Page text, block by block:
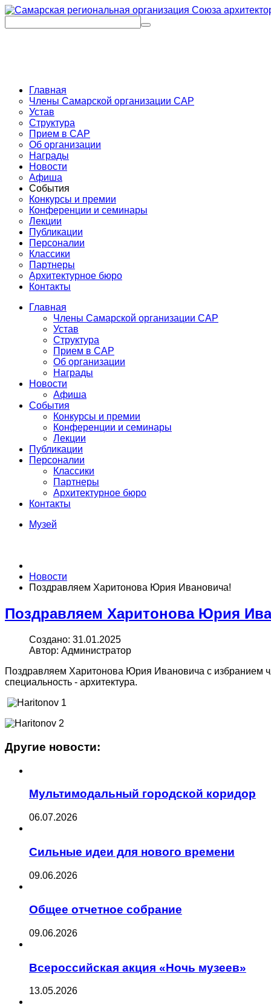
Главная
Члены Самарской организации САР
Устав
Структура
Прием в САР
Об организации
Награды
Новости
Афиша
События
Конкурсы и премии
Конференции и семинары
Лекции
Публикации
Персоналии
Классики
Партнеры
Архитектурное бюро
Контакты
Главная
Члены Самарской организации САР
Устав
Структура
Прием в САР
Об организации
Награды
Новости
Афиша
События
Конкурсы и премии
Конференции и семинары
Лекции
Публикации
Персоналии
Классики
Партнеры
Архитектурное бюро
Контакты
Музей
Новости
Поздравляем Харитонова Юрия Ивановича!
Поздравляем Харитонова Юрия
Создано: 31.01.2025
Автор: Администратор
Поздравляем Харитонова Юрия Ивановича с избранием
специальность - архитектура.
Другие новости:
Мультимодальный городской коридор
06.07.2026
Сильные идеи для нового времени
09.06.2026
Общее отчетное собрание
09.06.2026
Всероссийская акция «Ночь музеев»
13.05.2026